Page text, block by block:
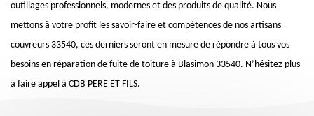
outillages professionnels, modernes et des produits de qualité. Nous
mettons à votre profit les savoir-faire et compétences de nos artisans
couvreurs 33540, ces derniers seront en mesure de répondre à tous vos
besoins en réparation de fuite de toiture à Blasimon 33540. N’hésitez plus
à faire appel à CDB PERE ET FILS.